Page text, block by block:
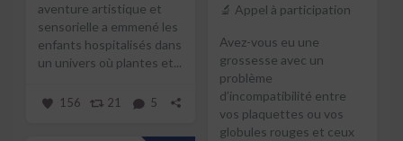
aventure artistique et
sensorielle a emmené les
enfants hospitalisés dans
un univers où plantes et...
156 21 5
🔬 Appel à participation
Avez-vous eu une
grossesse avec un
problème
d’incompatibilité entre
vos plaquettes ou vos
globules rouges et ceux